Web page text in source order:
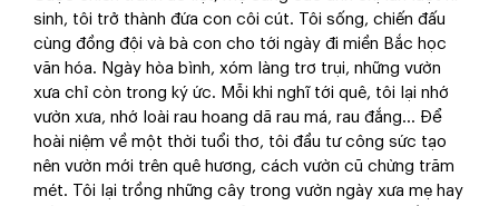
sinh, tôi trở thành đứa con côi cút. Tôi sống, chiến đấu
cùng đồng đội và bà con cho tới ngày đi miền Bắc học
văn hóa. Ngày hòa bình, xóm làng trơ trụi, những vườn
xưa chỉ còn trong ký ức. Mỗi khi nghĩ tới quê, tôi lại nhớ
vườn xưa, nhớ loài rau hoang dã rau má, rau đắng… Để
hoài niệm về một thời tuổi thơ, tôi đầu tư công sức tạo
nên vườn mới trên quê hương, cách vườn cũ chừng trăm
mét. Tôi lại trồng những cây trong vườn ngày xưa mẹ hay